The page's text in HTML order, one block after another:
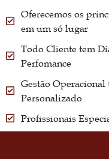
Oferecemos os
em um só lugar
Todo Cliente tem
Perfomance
Gestão
Personalizado
Profissionais